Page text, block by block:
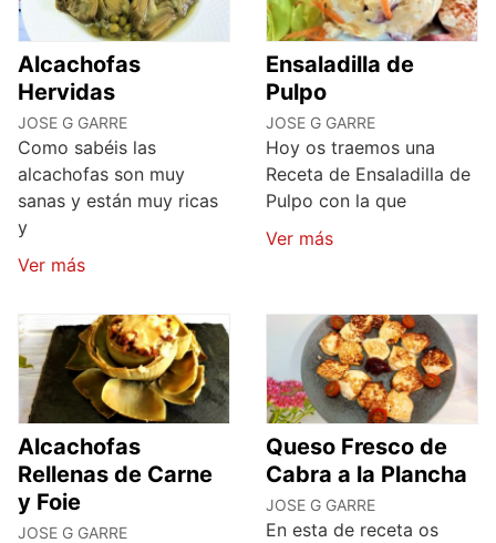
Alcachofas
Hervidas
JOSE G GARRE
Como sabéis las
alcachofas son muy
sanas y están muy ricas
y
Ver más
Ensaladilla de
Pulpo
JOSE G GARRE
Hoy os traemos una
Receta de Ensaladilla de
Pulpo con la que
Ver más
Alcachofas
Rellenas de Carne
y Foie
JOSE G GARRE
Queso Fresco de
Cabra a la Plancha
JOSE G GARRE
En esta de receta os